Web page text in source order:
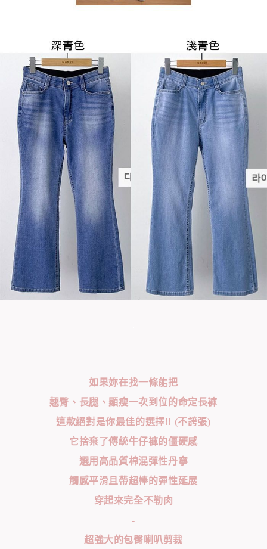
如果妳在找一條能把
翹臀、長腿、顯瘦一次到位的命定長褲
這款絕對是你最佳的選擇!! (不誇張)
它捨棄了傳統牛仔褲的僵硬感
選用高品質棉混彈性丹寧
觸感平滑且帶超棒的彈性延展
穿起來完全不勒肉
-
超強大的包臀喇叭剪裁